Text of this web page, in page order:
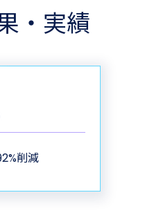
・実績
削減